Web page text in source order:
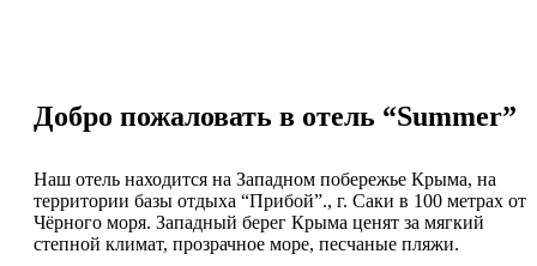
Добро пожаловать в отель “Summer”
Наш отель находится на Западном побережье Крыма, на
территории базы отдыха “Прибой”., г. Саки в 100 метрах от
Чёрного моря. Западный берег Крыма ценят за мягкий
степной климат, прозрачное море, песчаные пляжи.